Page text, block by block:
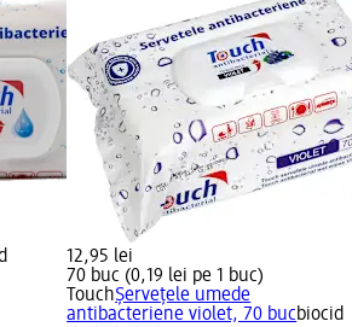
12,95 lei
70 buc (0,19 lei pe 1 buc)
TouchȘervețele umede
antibacteriene violet, 70 bucbiocid